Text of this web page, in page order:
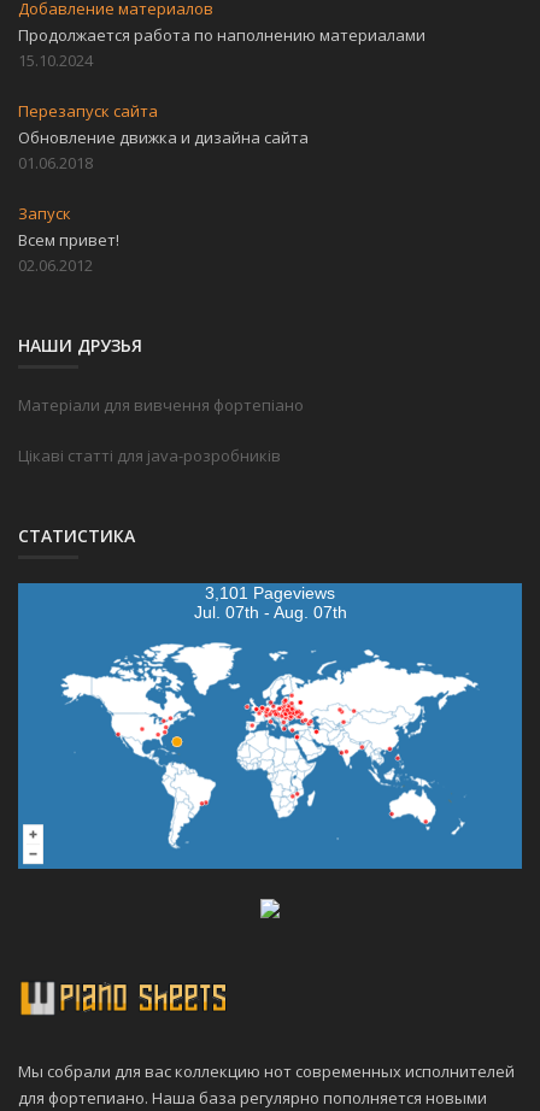
Добавление материалов
Продолжается работа по наполнению материалами
15.10.2024
Перезапуск сайта
Обновление движка и дизайна сайта
01.06.2018
Запуск
Всем привет!
02.06.2012
НАШИ ДРУЗЬЯ
Матеріали для вивчення фортепіано
Цікаві статті для java-розробників
СТАТИСТИКА
3,101 Pageviews
Jul. 07th - Aug. 07th
Мы собрали для вас коллекцию нот современных исполнителей
для фортепиано. Наша база регулярно пополняется новыми